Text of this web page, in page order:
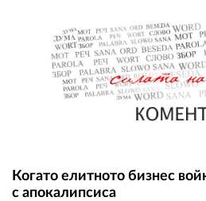
Когато елитното бизнес
с апокалипсиса